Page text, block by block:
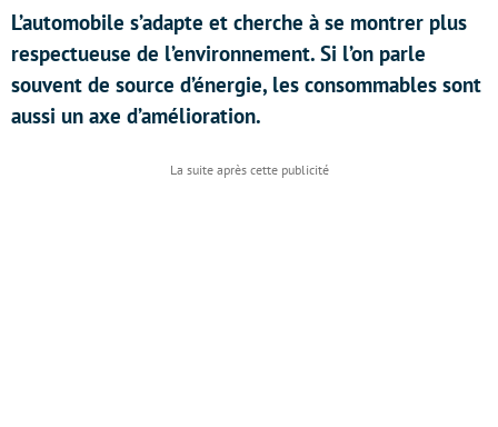
L’automobile s’adapte et cherche à se montrer plus
respectueuse de l’environnement. Si l’on parle
souvent de source d’énergie, les consommables sont
aussi un axe d’amélioration.